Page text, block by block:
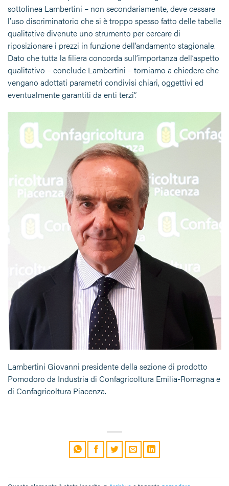
sottolinea Lambertini – non secondariamente, deve cessare
l’uso discriminatorio che si è troppo spesso fatto delle tabelle
qualitative divenute uno strumento per cercare di
riposizionare i prezzi in funzione dell’andamento stagionale.
Dato che tutta la filiera concorda sull’importanza dell’aspetto
qualitativo – conclude Lambertini – torniamo a chiedere che
vengano adottati parametri condivisi chiari, oggettivi ed
eventualmente garantiti da enti terzi”.
Lambertini Giovanni presidente della sezione di prodotto
Pomodoro da Industria di Confagricoltura Emilia-Romagna e
di Confagricoltura Piacenza.